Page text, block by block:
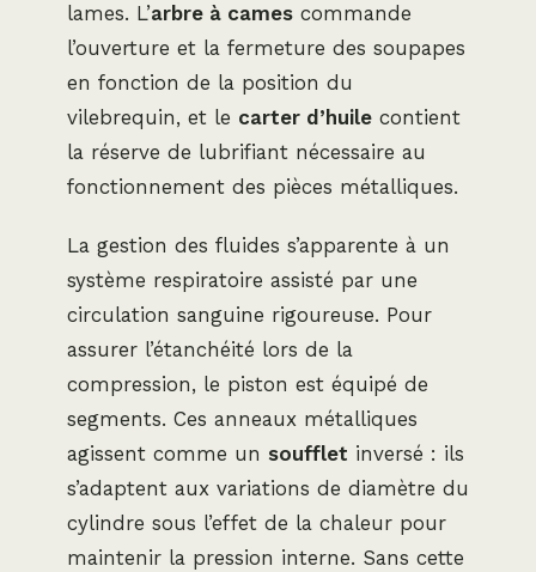
lames. L’arbre à cames commande
l’ouverture et la fermeture des soupapes
en fonction de la position du
vilebrequin, et le carter d’huile contient
la réserve de lubrifiant nécessaire au
fonctionnement des pièces métalliques.
La gestion des fluides s’apparente à un
système respiratoire assisté par une
circulation sanguine rigoureuse. Pour
assurer l’étanchéité lors de la
compression, le piston est équipé de
segments. Ces anneaux métalliques
agissent comme un soufflet inversé : ils
s’adaptent aux variations de diamètre du
cylindre sous l’effet de la chaleur pour
maintenir la pression interne. Sans cette